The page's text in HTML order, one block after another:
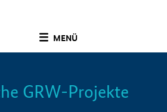
MENÜ
Info
GRW-Projekte